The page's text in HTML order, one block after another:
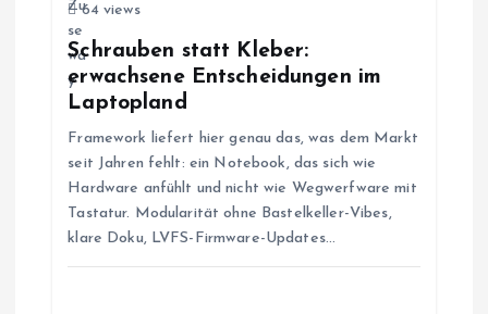
64 views
Schrauben statt Kleber:
erwachsene Entscheidungen im
Laptopland
Framework liefert hier genau das, was dem Markt
seit Jahren fehlt: ein Notebook, das sich wie
Hardware anfühlt und nicht wie Wegwerfware mit
Tastatur. Modularität ohne Bastelkeller-Vibes,
klare Doku, LVFS-Firmware-Updates…